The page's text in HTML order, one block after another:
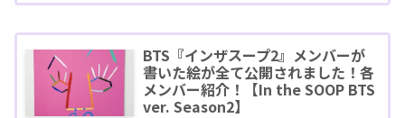
BTS『インザスープ2』メンバーが
書いた絵が全て公開されました！各
メンバー紹介！【In the SOOP BTS
ver. Season2】